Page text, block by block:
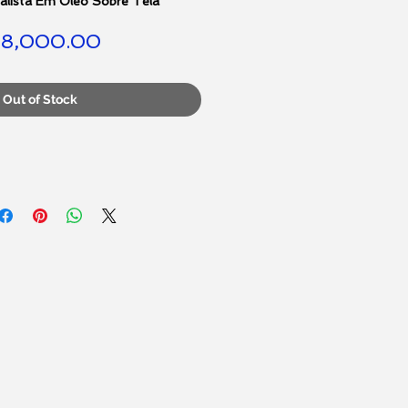
Out of Stock